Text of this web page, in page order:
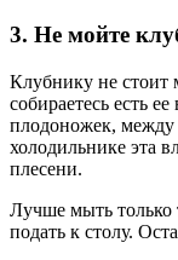
3. Не мойте
Клубнику не стоит
собираетесь есть
плодоножек, между
холодильнике эта
плесени.
Лучше мыть только
подать к столу.